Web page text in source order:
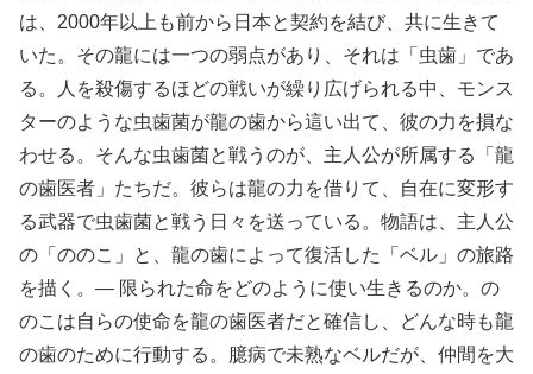
は、2000年以上も前から日本と契約を結び、共に生きて
いた。その龍には一つの弱点があり、それは「虫歯」であ
る。人を殺傷するほどの戦いが繰り広げられる中、モンス
ターのような虫歯菌が龍の歯から這い出て、彼の力を損な
わせる。そんな虫歯菌と戦うのが、主人公が所属する「龍
の歯医者」たちだ。彼らは龍の力を借りて、自在に変形す
る武器で虫歯菌と戦う日々を送っている。物語は、主人公
の「ののこ」と、龍の歯によって復活した「ベル」の旅路
を描く。— 限られた命をどのように使い生きるのか。の
のこは自らの使命を龍の歯医者だと確信し、どんな時も龍
の歯のために行動する。臆病で未熟なベルだが、仲間を大